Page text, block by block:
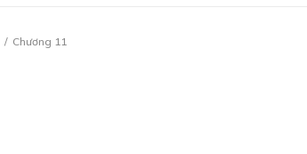
Chương 11